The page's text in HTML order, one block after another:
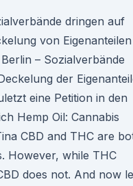
dringen auf
von
– Sozialverbände
der
eine Petition in den
Hemp Oil: Cannabis
CBD and THC are
However, while THC
does not. And now